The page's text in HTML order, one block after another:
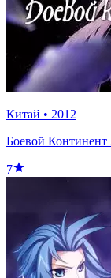
Китай • 2012
Боевой
7